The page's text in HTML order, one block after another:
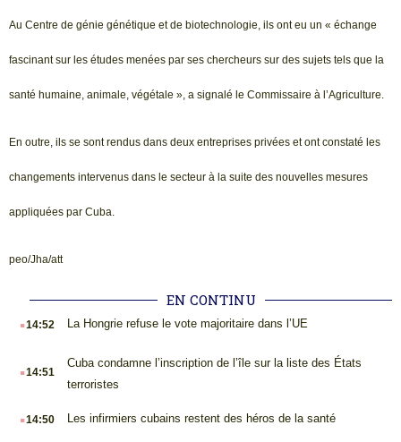
Au Centre de génie génétique et de biotechnologie, ils ont eu un « échange
fascinant sur les études menées par ses chercheurs sur des sujets tels que la
santé humaine, animale, végétale », a signalé le Commissaire à l’Agriculture.
En outre, ils se sont rendus dans deux entreprises privées et ont constaté les
changements intervenus dans le secteur à la suite des nouvelles mesures
appliquées par Cuba.
peo/Jha/att
EN CONTINU
.14:52 La Hongrie refuse le vote majoritaire dans l’UE
.14:51
Cuba condamne l’inscription de l’île sur la liste des États
terroristes
.14:50 Les infirmiers cubains restent des héros de la santé